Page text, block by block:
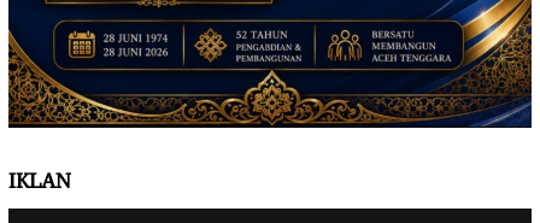
IKLAN